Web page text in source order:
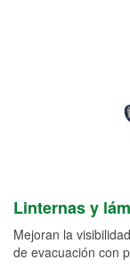
Linternas y
Mejoran la
de evacuación con